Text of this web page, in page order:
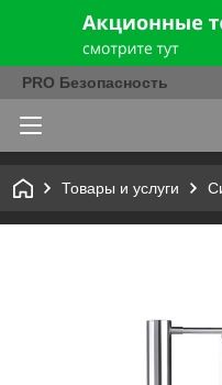
PRO Безопасность
Товары и услуги